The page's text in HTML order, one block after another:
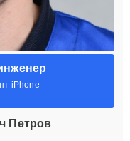
iPhone
Петров